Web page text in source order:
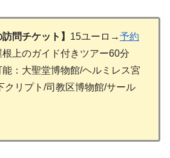
問チケット】 15ユーロ→予約
上のガイド付きツアー60分
：大聖堂博物館/ヘルミレス宮
クリプト/司教区博物館/サール